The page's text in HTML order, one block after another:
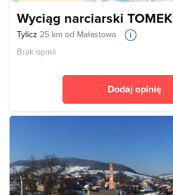
Wyciąg narciarski TOMEK
Tylicz 25 km od Małastowa
Brak opinii
Dodaj opinię